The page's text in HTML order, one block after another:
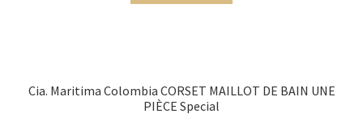
Cia. Maritima Colombia CORSET MAILLOT DE BAIN UNE
PIÈCE Special